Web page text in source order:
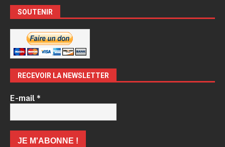
SOUTENIR
RECEVOIR LA NEWSLETTER
E-mail*